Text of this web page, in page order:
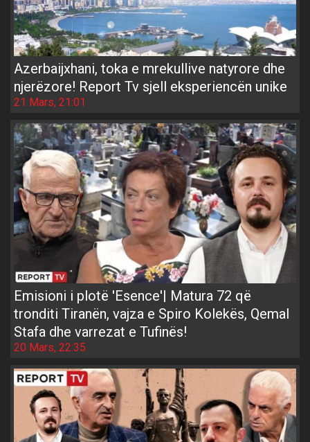
Azerbaijxhani, toka e mrekullive natyrore dhe
njerëzore! Report Tv sjell eksperiencën unike
21 Mars, 21:01
Emisioni i plotë 'Esence'| Matura 72 që
tronditi Tiranën, vajza e Spiro Kolekës, Qemal
Stafa dhe varrezat e Tufinës!
20 Mars, 22:35